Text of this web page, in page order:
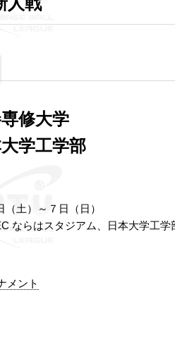
修大学
学工学部
土）～７日（日）
ならはスタジアム、日本大学工学
メント